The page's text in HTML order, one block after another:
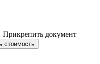
Прикрепить документ